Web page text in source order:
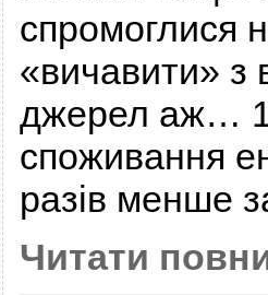
спромоглися
«вичавити» з
джерел аж…
споживання
разів менше
Читати